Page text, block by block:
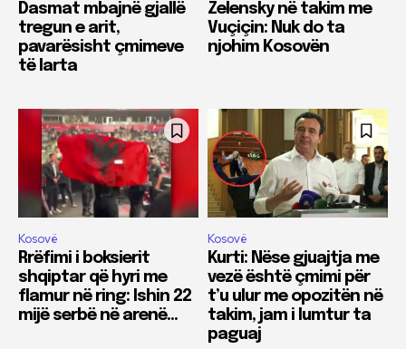
Dasmat mbajnë gjallë
tregun e arit,
pavarësisht çmimeve
të larta
Zelensky në takim me
Vuçiçin: Nuk do ta
njohim Kosovën
Kosovë
Rrëfimi i boksierit
shqiptar që hyri me
flamur në ring: Ishin 22
mijë serbë në arenë…
Kosovë
Kurti: Nëse gjuajtja me
vezë është çmimi për
t’u ulur me opozitën në
takim, jam i lumtur ta
paguaj